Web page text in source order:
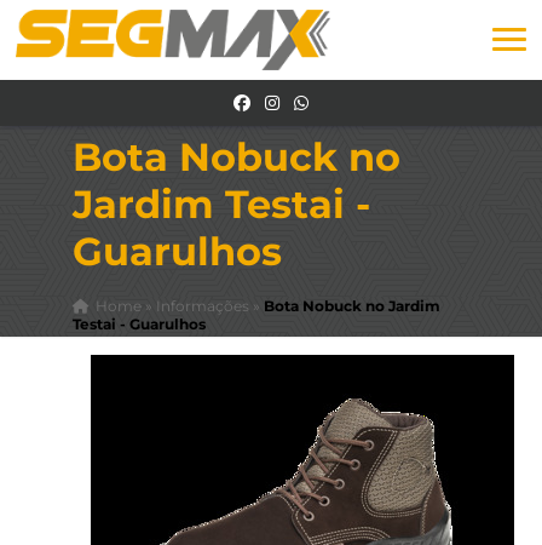
Bota Nobuck no
Jardim Testai -
Guarulhos
Home» Informações » Bota Nobuck no Jardim
Testai - Guarulhos